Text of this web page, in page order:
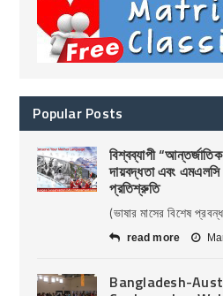
Popular Posts
বিশ্বব্যাপী
দায়বদ্ধতা এবং এমএলসি
প্রতিশ্রুতি
(ভাষার মাসের বিশেষ
read more
Bangladesh-